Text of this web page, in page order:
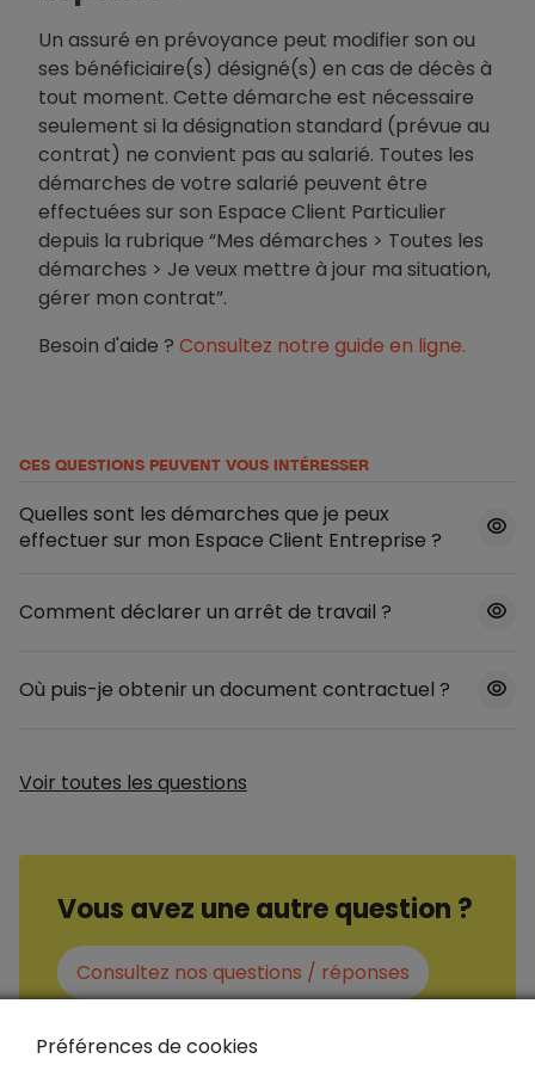
Un assuré en prévoyance peut modifier son ou
ses bénéficiaire(s) désigné(s) en cas de décès à
tout moment. Cette démarche est nécessaire
seulement si la désignation standard (prévue au
contrat) ne convient pas au salarié. Toutes les
démarches de votre salarié peuvent être
effectuées sur son Espace Client Particulier
depuis la rubrique “Mes démarches > Toutes les
démarches > Je veux mettre à jour ma situation,
gérer mon contrat”.
Besoin d'aide ? Consultez notre guide en ligne.
CES QUESTIONS PEUVENT VOUS INTÉRESSER
Quelles sont les démarches que je peux
effectuer sur mon Espace Client Entreprise ?
Comment déclarer un arrêt de travail ?
Où puis-je obtenir un document contractuel ?
Voir toutes les questions
Vous avez une autre question ?
Consultez nos questions / réponses
Préférences de cookies